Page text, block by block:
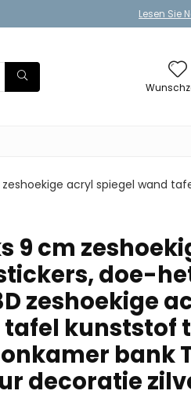
Lesen Sie
acryl spiegel wand
9 cm
doe-
zeshoekige
kunststof
bank
decoratie